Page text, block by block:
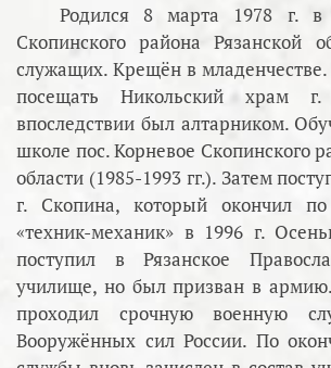
Родился 8 марта 1978 г. в
Скопинского района Рязанской
служащих. Крещён в младенчестве.
посещать Никольский храм
впоследствии был алтарником.
школе пос. Корневое Скопинского
области (1985-1993 гг.). Затем
г. Скопина, который окончил по
«техник-механик» в 1996 г.
поступил в Рязанское
училище, но был призван в армию.
проходил срочную военную
Вооружённых сил России. По